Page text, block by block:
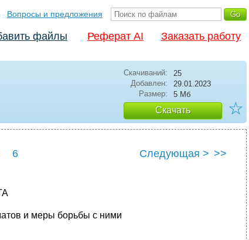
Вопросы и предложения
файлы Реферат AI Заказать работу
Скачиваний:
25
Добавлен:
29.01.2023
Размер:
5 Мб
Скачать ☆
6 Следующая > >>
и меры борьбы с ними